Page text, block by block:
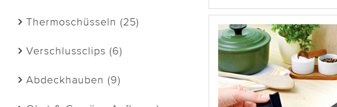
Thermoschüsseln (25)
Verschlussclips (6)
Abdeckhauben (9)